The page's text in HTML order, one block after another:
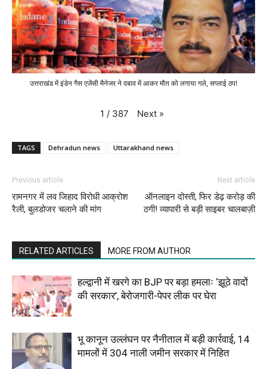
उत्तराखंड में इंडेन गैस एजेंसी मैनेजर ने दबाव में आकर मौत को लगाया गले, सप्लाई ठप!
1 / 387 Next »
TAGS Dehradun news Uttarakhand news
Previous article
रामनगर में लव जिहाद विरोधी आक्रोश
रैली, बुलडोजर चलाने की मांग
Next article
ऑनलाइन दोस्ती, फिर डेढ़ करोड़ की
ठगी! व्यापारी से बड़ी साइबर चालबाज़ी
RELATED ARTICLES MORE FROM AUTHOR
हल्द्वानी में खरगे का BJP पर बड़ा हमलाः ‘झूठे वादों
की सरकार’, बेरोजगारी-पेपर लीक पर घेरा
भू कानून उल्लंघन पर नैनीताल में बड़ी कार्रवाई, 14
मामलों में 304 नाली जमीन सरकार में निहित